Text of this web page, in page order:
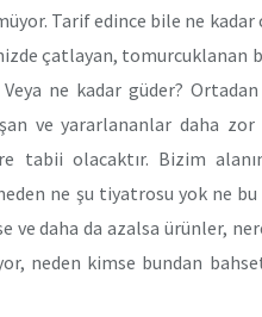
Tarif edince bile ne
çatlayan,
ne kadar güder?
ve yararlananlar daha
tabii olacaktır. Bizim
ne şu tiyatrosu yok ne
ve daha da azalsa ürünler,
neden kimse bundan